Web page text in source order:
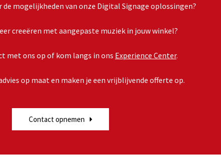
de mogelijkheden van onze Digital Signage oplossingen?
creeëren met aangepaste muziek in jouw winkel?
met ons op of kom langs in ons Experience Center.
op maat en maken je een vrijblijvende offerte op.
Contact opnemen